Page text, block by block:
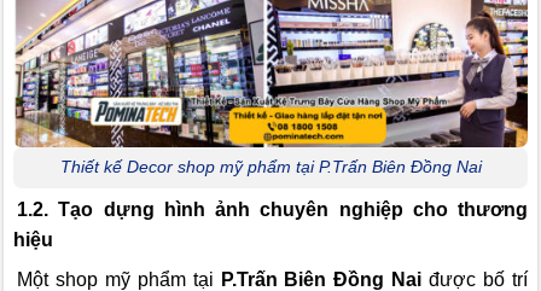
Thiết kế Decor shop mỹ phẩm tại P.Trấn Biên Đồng Nai
1.2. Tạo dựng hình ảnh chuyên nghiệp cho thương
hiệu
Một shop mỹ phẩm tại P.Trấn Biên Đồng Naiđược bố trí